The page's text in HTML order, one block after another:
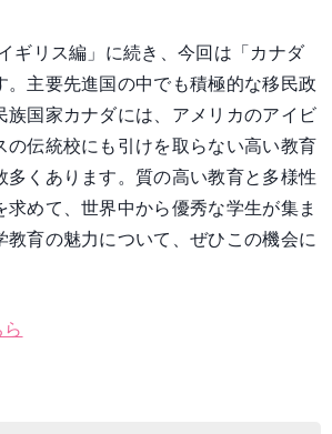
ギリス編」に続き、今回は「カナダ
。主要先進国の中でも積極的な移民政
族国家カナダには、アメリカのアイビ
の伝統校にも引けを取らない高い教育
多くあります。質の高い教育と多様性
求めて、世界中から優秀な学生が集ま
教育の魅力について、ぜひこの機会に